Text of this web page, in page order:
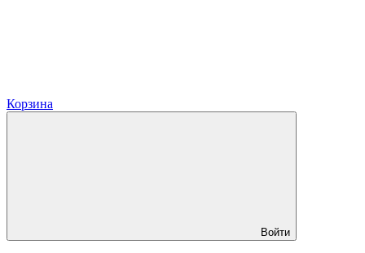
Корзина
Войти